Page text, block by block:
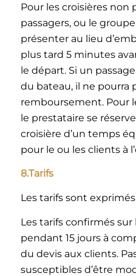
Pour les croisières non
passagers, ou le
présenter au lieu
plus tard 5 minutes
le départ. Si un
du bateau, il ne pourra
remboursement. Pour
le prestataire se
croisière d’un temps
pour le ou les clients à
8.Tarifs
Les tarifs sont
Les tarifs confirmés
pendant 15 jours à
du devis aux clients.
susceptibles d’être